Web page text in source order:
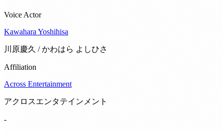
Voice Actor
Kawahara Yoshihisa
川原慶久 / かわはら よしひさ
Affiliation
Across Entertainment
アクロスエンタテインメント
-